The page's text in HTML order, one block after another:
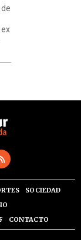
SOCIEDAD
CONTACTO